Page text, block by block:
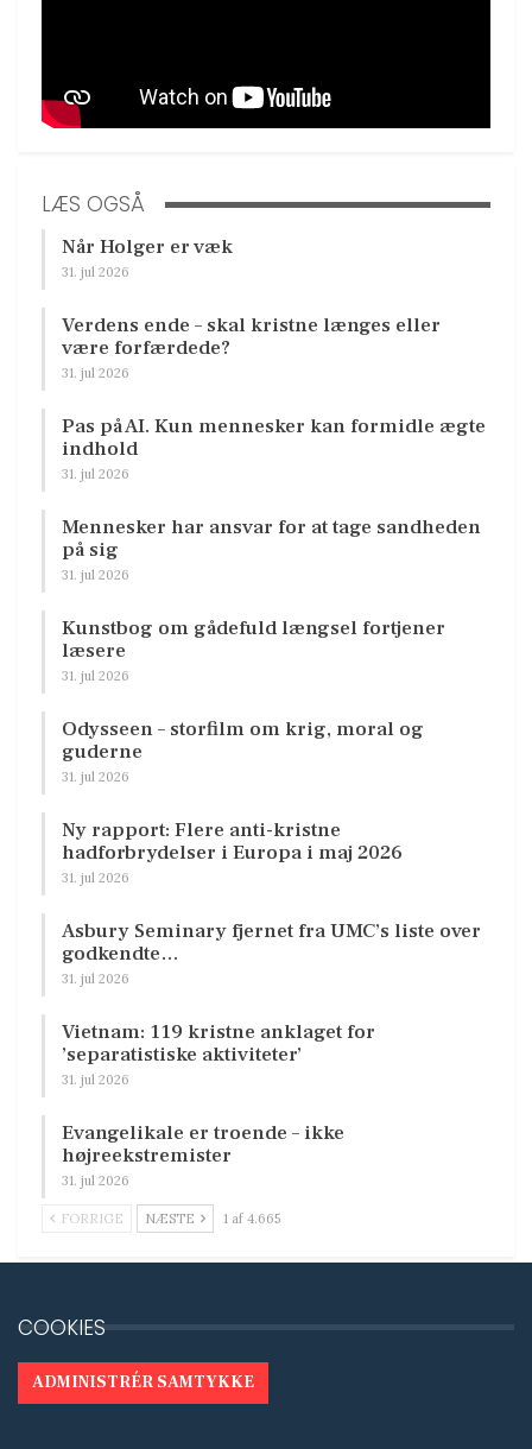
LÆS OGSÅ
Når Holger er væk
31. jul 2026
Verdens ende – skal kristne længes eller
være forfærdede?
31. jul 2026
Pas på AI. Kun mennesker kan formidle ægte
indhold
31. jul 2026
Mennesker har ansvar for at tage sandheden
på sig
31. jul 2026
Kunstbog om gådefuld længsel fortjener
læsere
31. jul 2026
Odysseen – storfilm om krig, moral og
guderne
31. jul 2026
Ny rapport: Flere anti-kristne
hadforbrydelser i Europa i maj 2026
31. jul 2026
Asbury Seminary fjernet fra UMC’s liste over
godkendte…
31. jul 2026
Vietnam: 119 kristne anklaget for
’separatistiske aktiviteter’
31. jul 2026
Evangelikale er troende – ikke
højreekstremister
31. jul 2026
FORRIGE NÆSTE 1 af 4.665
COOKIES
ADMINISTRÉR SAMTYKKE